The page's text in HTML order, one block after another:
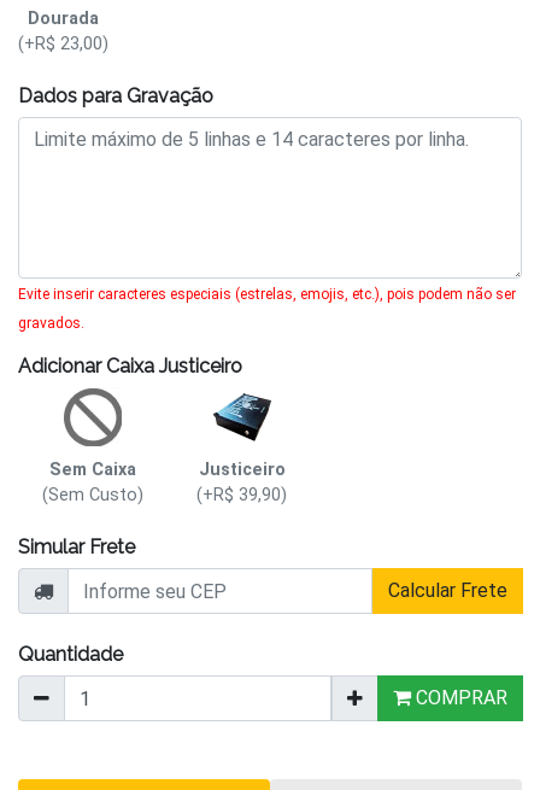
Dourada
(+R$ 23,00)
Dados para Gravação
Evite inserir caracteres especiais (estrelas, emojis, etc.), pois podem não ser
gravados.
Adicionar Caixa Justiceiro
Sem Caixa
(Sem Custo)
Justiceiro
(+R$ 39,90)
Simular Frete
Calcular Frete
Quantidade
COMPRAR